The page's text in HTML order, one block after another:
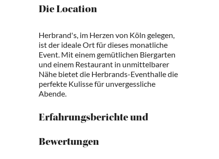
Die Location
Herbrand's, im Herzen von Köln gelegen,
ist der ideale Ort für dieses monatliche
Event. Mit einem gemütlichen Biergarten
und einem Restaurant in unmittelbarer
Nähe bietet die Herbrands-Eventhalle die
perfekte Kulisse für unvergessliche
Abende.
Erfahrungsberichte und
Bewertungen